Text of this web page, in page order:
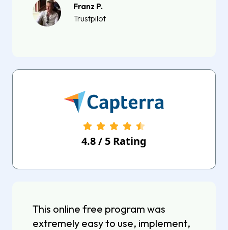
Franz P.
Trustpilot
4.8/ 5 Rating
This online free program was
extremely easy to use, implement,